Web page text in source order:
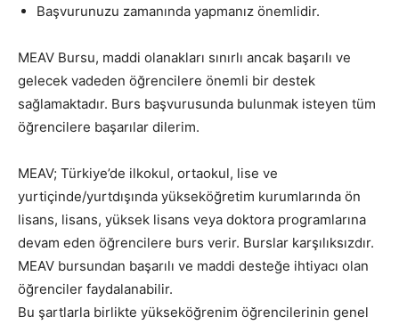
Başvurunuzu zamanında yapmanız önemlidir.
MEAV Bursu, maddi olanakları sınırlı ancak başarılı ve
gelecek vadeden öğrencilere önemli bir destek
sağlamaktadır. Burs başvurusunda bulunmak isteyen tüm
öğrencilere başarılar dilerim.
MEAV; Türkiye’de ilkokul, ortaokul, lise ve
yurtiçinde/yurtdışında yükseköğretim kurumlarında ön
lisans, lisans, yüksek lisans veya doktora programlarına
devam eden öğrencilere burs verir. Burslar karşılıksızdır.
MEAV bursundan başarılı ve maddi desteğe ihtiyacı olan
öğrenciler faydalanabilir.
Bu şartlarla birlikte yükseköğrenim öğrencilerinin genel